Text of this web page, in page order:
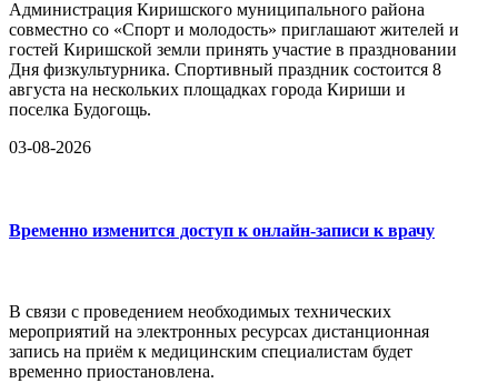
Администрация Киришского муниципального района
совместно со «Спорт и молодость» приглашают жителей и
гостей Киришской земли принять участие в праздновании
Дня физкультурника. Спортивный праздник состоится 8
августа на нескольких площадках города Кириши и
поселка Будогощь.
03-08-2026
Временно изменится доступ к онлайн-записи к врачу
В связи с проведением необходимых технических
мероприятий на электронных ресурсах дистанционная
запись на приём к медицинским специалистам будет
временно приостановлена.